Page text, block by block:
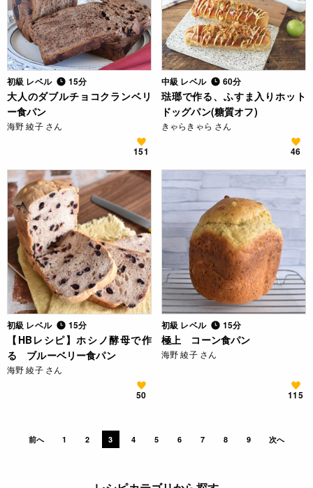
初級 レベル 15分
大人のダブルチョコクランベリ
ー食パン
海野 綾子 さん
151
中級 レベル 60分
琺瑯で作る、ふすま入りホット
ドッグパン(糖質オフ)
きゃらきゃら さん
46
初級 レベル 15分
【HBレシピ】ホシノ酵母で作
る ブルーベリー食パン
海野 綾子 さん
50
初級 レベル 15分
極上 コーン食パン
海野 綾子 さん
115
前へ 1 2 3 4 5 6 7 8 9 次へ